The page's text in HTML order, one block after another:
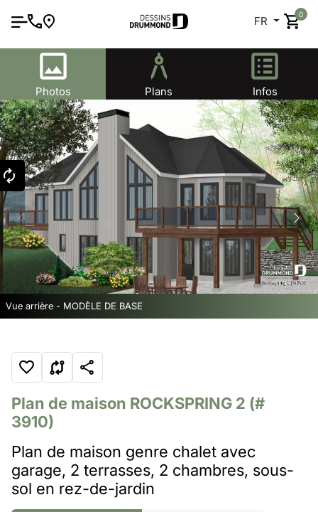
FR
0
Vue arrière - MODÈLE DE BASE
Photos Plans Infos
Plan de maison ROCKSPRING 2 (#
3910)
Plan de maison genre chalet avec
garage, 2 terrasses, 2 chambres, sous-
sol en rez-de-jardin